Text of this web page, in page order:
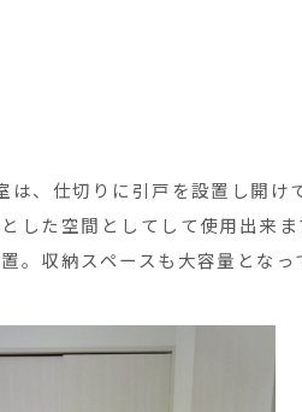
は、仕切りに引戸を設置し開
した空間としてして使用出来
。収納スペースも大容量となっ